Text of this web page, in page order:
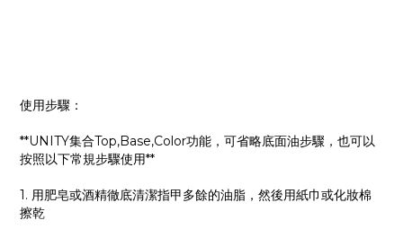
使用步驟：
**UNITY集合Top,Base,Color功能，可省略底面油步驟，也可以
按照以下常規步驟使用**
1. 用肥皂或酒精徹底清潔指甲多餘的油脂，然後用紙巾或化妝棉
擦乾